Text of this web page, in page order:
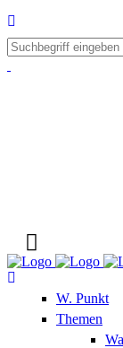
W. Punkt
Themen